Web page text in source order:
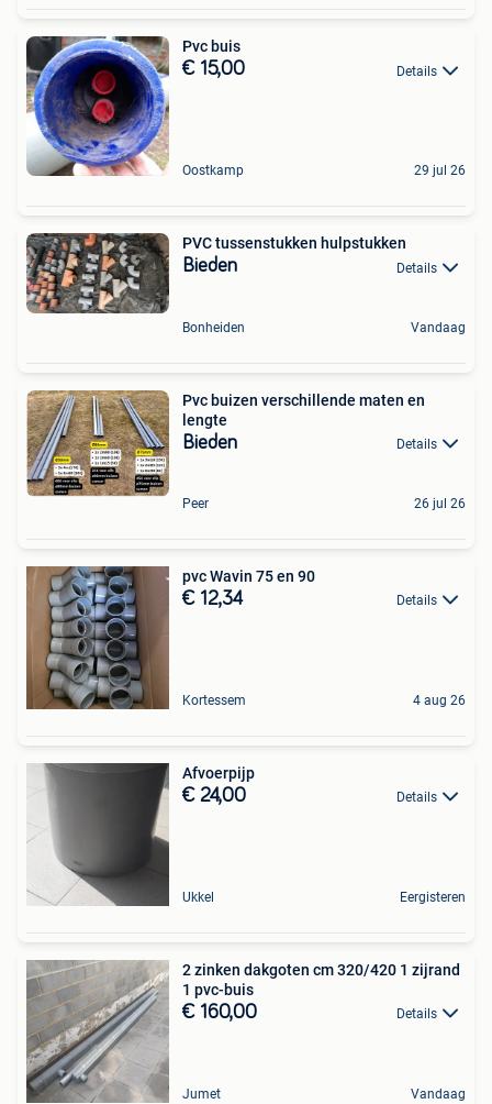
Pvc buis
€ 15,00 Details
Oostkamp 29 jul 26
PVC tussenstukken hulpstukken
Bieden Details
Bonheiden Vandaag
Pvc buizen verschillende maten en
lengte
Bieden Details
Peer 26 jul 26
pvc Wavin 75 en 90
€ 12,34 Details
Kortessem 4 aug 26
Afvoerpijp
€ 24,00 Details
Ukkel Eergisteren
2 zinken dakgoten cm 320/420 1 zijrand
1 pvc-buis
€ 160,00 Details
Jumet Vandaag